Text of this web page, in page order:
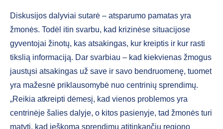
Diskusijos dalyviai sutarė – atsparumo pamatas yra
žmonės. Todėl itin svarbu, kad krizinėse situacijose
gyventojai žinotų, kas atsakingas, kur kreiptis ir kur rasti
tikslią informaciją. Dar svarbiau – kad kiekvienas žmogus
jaustųsi atsakingas už save ir savo bendruomenę, tuomet
yra mažesnė priklausomybė nuo centrinių sprendimų.
„Reikia atkreipti dėmesį, kad vienos problemos yra
centrinėje šalies dalyje, o kitos pasienyje, tad žmonės turi
matyti, kad ieškoma sprendimų atitinkančių regiono